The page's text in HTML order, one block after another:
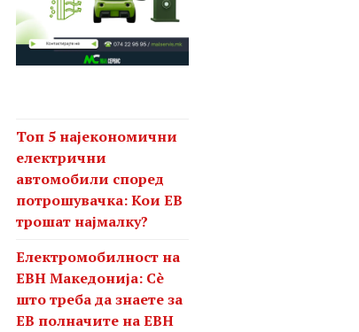
Топ 5 најекономични
електрични
автомобили според
потрошувачка: Кои ЕВ
трошат најмалку?
Електромобилност на
ЕВН Македонија: Сè
што треба да знаете за
ЕВ полначите на ЕВН